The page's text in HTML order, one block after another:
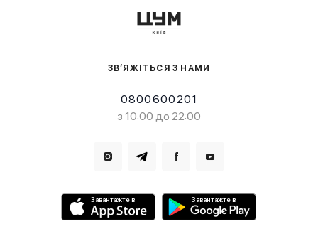
ЗВ’ЯЖІТЬСЯ З НАМИ
0800600201
з 10:00 до 22:00
Завантажте в Завантажте в